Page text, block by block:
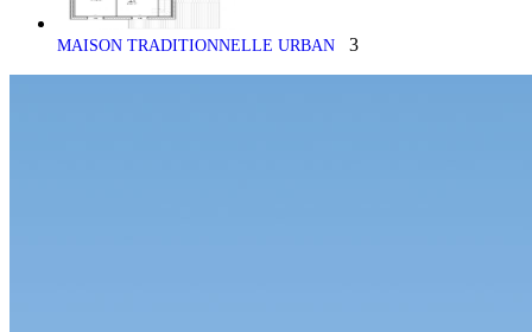
MAISON TRADITIONNELLE URBAN 3